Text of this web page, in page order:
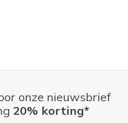
onze nieuwsbrief
20% korting*